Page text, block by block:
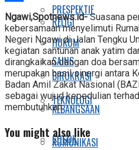
PRESPEKTIF
HUKUM
BIROKRASI
KEBANGSAAN
KOMUNIKASI
RELIGI
SAINS
TEKNOLOGI
SOSOK
Share
Ngawi,Spotnews.id-Suasana
kebersamaan menyelimuti
Negeri Ngawi di Jalan Tengku
kegiatan santunan anak yatim
dirangkaikan dengan doa
merupakan hasil sinergi antara
Badan Amil Zakat Nasional
sebagai wujud kepedulian
membutuhkan.
You might also like